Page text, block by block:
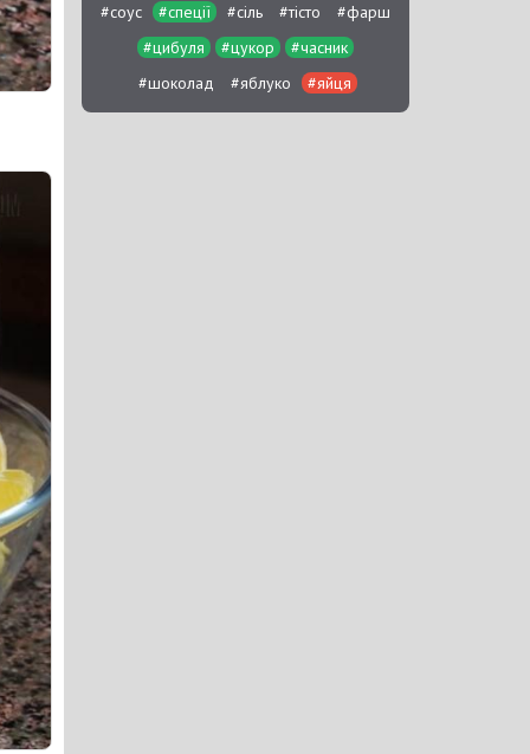
#соус
#спеції #сіль #тісто
#фарш
#цибуля
#цукор
#часник
#шоколад
#яблуко #яйця